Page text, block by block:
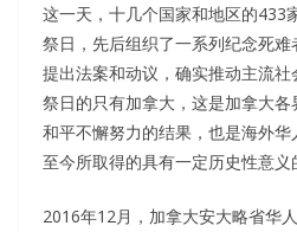
这一天，十几个国家和地区的433
祭日，先后组织了一系列纪念死
提出法案和动议，确实推动主流
祭日的只有加拿大，这是加拿大
和平不懈努力的结果，也是海外
至今所取得的具有一定历史性意义
2016年12月，加拿大安大略省华